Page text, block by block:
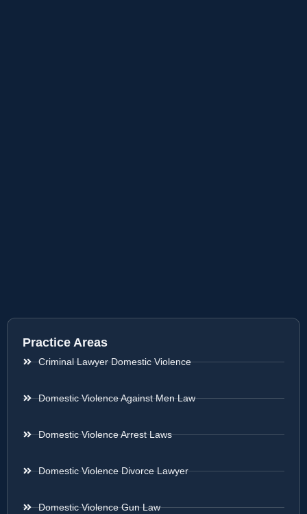
Practice Areas
Criminal Lawyer Domestic Violence
Domestic Violence Against Men Law
Domestic Violence Arrest Laws
Domestic Violence Divorce Lawyer
Domestic Violence Gun Law